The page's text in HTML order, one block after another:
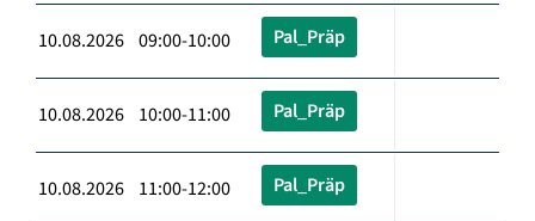
10.08.2026 09:00-10:00 Pal_Präp
10.08.2026 10:00-11:00 Pal_Präp
10.08.2026 11:00-12:00 Pal_Präp